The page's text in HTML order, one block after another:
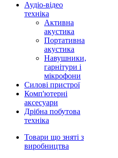
Аудіо-відео
техніка
Активна
акустика
Портативна
акустика
Навушники,
гарнітури і
мікрофони
Силові пристрої
Комп'ютерні
аксесуари
Дрібна побутова
техніка
Товари що зняті з
виробництва